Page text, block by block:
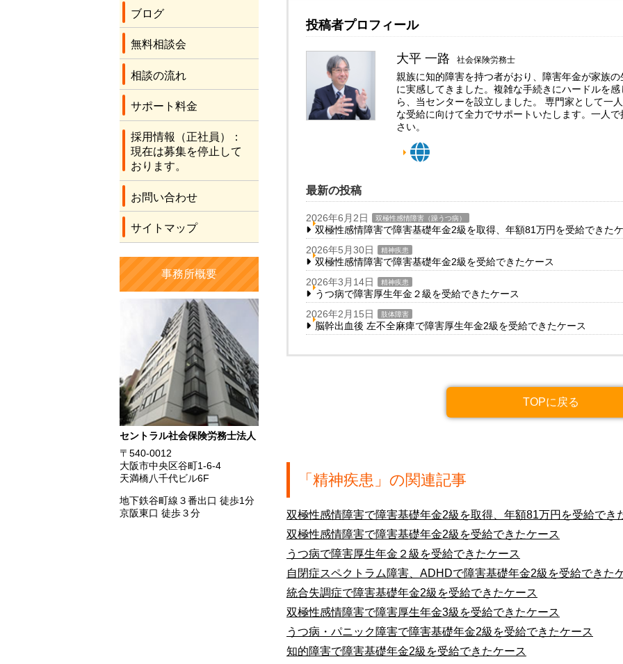
ブログ
無料相談会
相談の流れ
サポート料金
採用情報（正社員）：
現在は募集を停止して
おります。
お問い合わせ
サイトマップ
事務所概要
セントラル社会保険労務士法人
〒540-0012
大阪市中央区谷町1-6-4
天満橋八千代ビル6F
地下鉄谷町線３番出口 徒歩1分
京阪東口 徒歩３分
投稿者プロフィール
大平 一路 社会保険労務士
親族に知的障害を持つ者がおり、障害年金が家族
に実感してきました。複雑な手続きにハードルを
ら、当センターを設立しました。 専門家として一
な受給に向けて全力でサポートいたします。一人
さい。
最新の投稿
2026年6月2日 双極性感情障害（躁うつ病）
双極性感情障害で障害基礎年金2級を取得、年額81万円を受給できた
2026年5月30日
精神疾患
双極性感情障害で障害基礎年金2級を受給できたケース
2026年3月14日
精神疾患
うつ病で障害厚生年金２級を受給できたケース
2026年2月15日
肢体障害
脳幹出血後 左不全麻痺で障害厚生年金2級を受給できたケース
TOPに戻る
「精神疾患」の関連記事
双極性感情障害で障害基礎年金2級を取得、年額81万円を受給でき
双極性感情障害で障害基礎年金2級を受給できたケース
うつ病で障害厚生年金２級を受給できたケース
自閉症スペクトラム障害、ADHDで障害基礎年金2級を受給できた
統合失調症で障害基礎年金2級を受給できたケース
双極性感情障害で障害厚生年金3級を受給できたケース
うつ病・パニック障害で障害基礎年金2級を受給できたケース
知的障害で障害基礎年金2級を受給できたケース